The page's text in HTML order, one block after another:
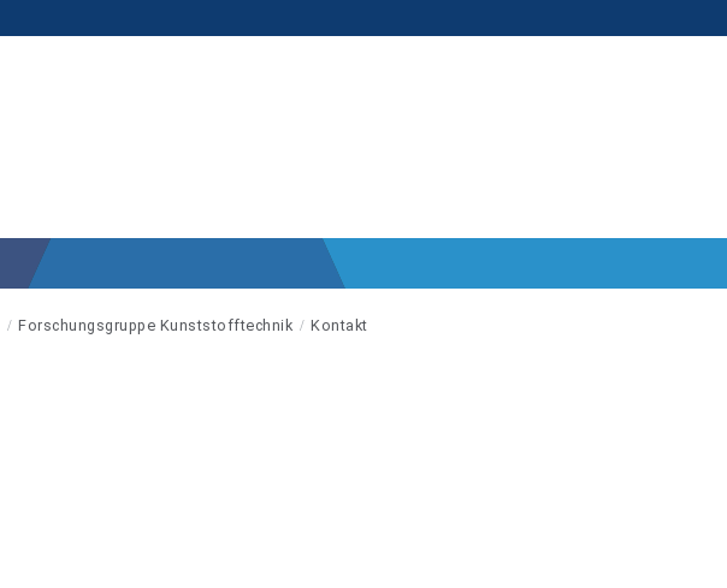
Forschungsgruppe Kunststofftechnik Kontakt